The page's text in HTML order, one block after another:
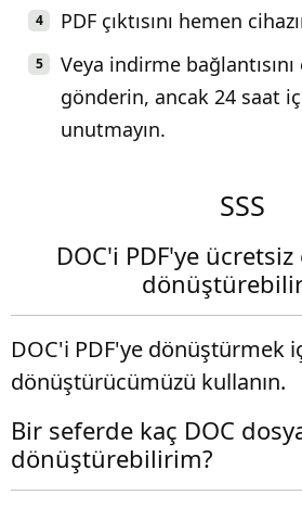
PDF çıktısını hemen
Veya indirme
gönderin, ancak 24 saat
unutmayın.
SSS
DOC'i PDF'ye ücretsiz
DOC'i PDF'ye dönüştürmek
dönüştürücümüzü kullanın.
Bir seferde kaç DOC
dönüştürebilirim?